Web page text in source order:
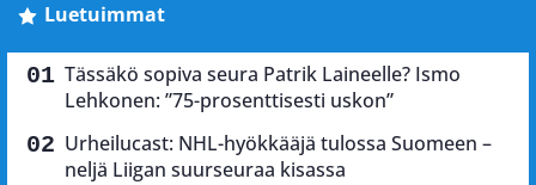
Luetuimmat
Tässäkö sopiva seura Patrik Laineelle? Ismo
Lehkonen: ”75-prosenttisesti uskon”
Urheilucast: NHL-hyökkääjä tulossa Suomeen –
neljä Liigan suurseuraa kisassa